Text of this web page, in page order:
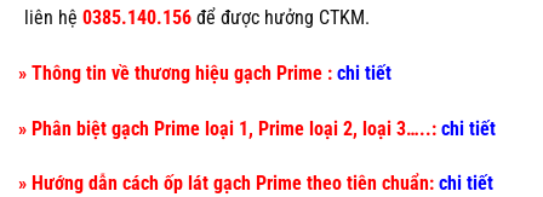
liên hệ 0385.140.156 để được hưởng CTKM.
» Thông tin về thương hiệu gạch Prime : chi tiết
» Phân biệt gạch Prime loại 1, Prime loại 2, loại 3…..: chi tiết
» Hướng dẫn cách ốp lát gạch Prime theo tiên chuẩn: chi tiết